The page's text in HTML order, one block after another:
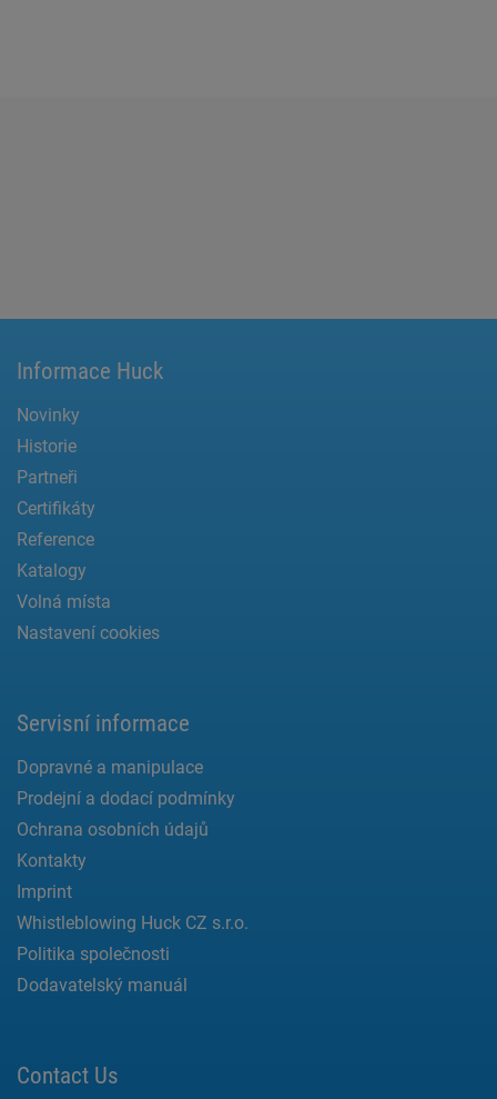
Informace Huck
Novinky
Historie
Partneři
Certifikáty
Reference
Katalogy
Volná místa
Nastavení cookies
Servisní informace
Dopravné a manipulace
Prodejní a dodací podmínky
Ochrana osobních údajů
Kontakty
Imprint
Whistleblowing Huck CZ s.r.o.
Politika společnosti
Dodavatelský manuál
Contact Us